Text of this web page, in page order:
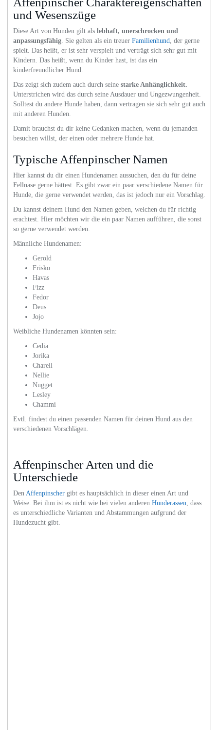
und Wesenszüge
Diese Art von Hunden gilt als lebhaft, unerschrocken und
anpassungsfähig. Sie gelten als ein treuer Familienhund, der gerne
spielt. Das heißt, er ist sehr verspielt und verträgt sich sehr gut mit
Kindern. Das heißt, wenn du Kinder hast, ist das ein
kinderfreundlicher Hund.
Das zeigt sich zudem auch durch seine starke Anhänglichkeit.
Unterstrichen wird das durch seine Ausdauer und Ungezwungenheit.
Solltest du andere Hunde haben, dann vertragen sie sich sehr gut auch
mit anderen Hunden.
Damit brauchst du dir keine Gedanken machen, wenn du jemanden
besuchen willst, der einen oder mehrere Hunde hat.
Typische Affenpinscher Namen
Hier kannst du dir einen Hundenamen aussuchen, den du für deine
Fellnase gerne hättest. Es gibt zwar ein paar verschiedene Namen für
Hunde, die gerne verwendet werden, das ist jedoch nur ein Vorschlag.
Du kannst deinem Hund den Namen geben, welchen du für richtig
erachtest. Hier möchten wir die ein paar Namen aufführen, die sonst
so gerne verwendet werden:
Männliche Hundenamen:
Gerold
Frisko
Havas
Fizz
Fedor
Deus
Jojo
Weibliche Hundenamen könnten sein:
Cedia
Jorika
Charell
Nellie
Nugget
Lesley
Chammi
Evtl. findest du einen passenden Namen für deinen Hund aus den
verschiedenen Vorschlägen.
Affenpinscher Arten und die
Unterschiede
Den Affenpinscher gibt es hauptsächlich in dieser einen Art und
Weise. Bei ihm ist es nicht wie bei vielen anderen Hunderassen, dass
es unterschiedliche Varianten und Abstammungen aufgrund der
Hundezucht gibt.